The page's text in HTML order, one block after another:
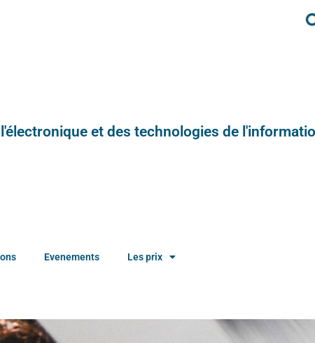
et des technologies de
Evenements Les prix